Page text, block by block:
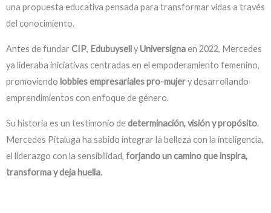
una propuesta educativa pensada para transformar vidas a través
del conocimiento.
Antes de fundar CIP, EdubuysellyUniversignaen 2022, Mercedes
ya lideraba iniciativas centradas en el empoderamiento femenino,
promoviendo lobbies empresariales pro-mujery desarrollando
emprendimientos con enfoque de género.
Su historia es un testimonio dedeterminación, visión y propósito.
Mercedes Pitaluga ha sabido integrar la belleza con la inteligencia,
el liderazgo con la sensibilidad, forjando un camino que inspira,
transforma y deja huella.